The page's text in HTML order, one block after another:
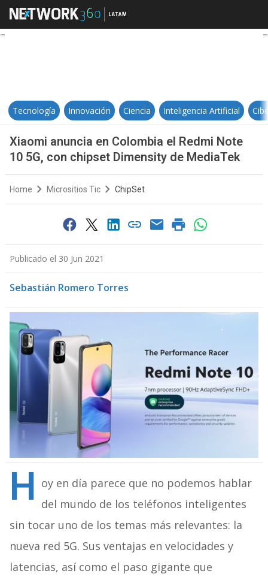
Xiaomi anuncia en Colombia el
Tecnología Innovación Ciencia Inteligencia Artificial
Xiaomi anuncia en Colombia el Redmi Note
10 5G, con chipset Dimensity de MediaTek
Home Micrositios Tic ChipSet
Publicado el 30 Jun 2021
Sebastián Romero Torres
H oy en día parece que no podemos hablar
del mundo de los teléfonos inteligentes
sin tocar uno de los temas más relevantes: la
nueva red 5G. Sus ventajas en velocidades y
latencias, así como el paso gigante que